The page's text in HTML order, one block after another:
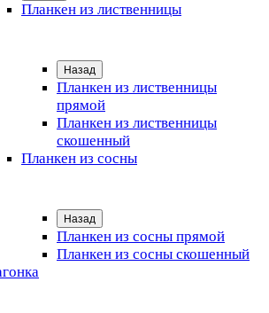
Планкен из лиственницы
Назад
Планкен из лиственницы
прямой
Планкен из лиственницы
скошенный
Планкен из сосны
Назад
Планкен из сосны прямой
Планкен из сосны скошенный